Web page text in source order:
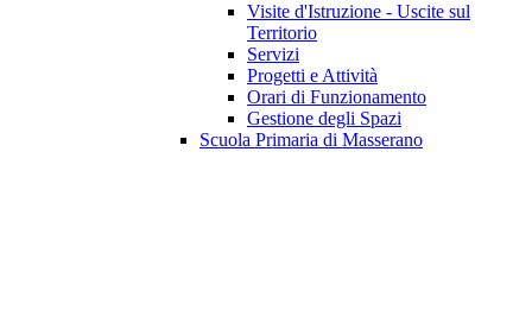
Visite d'Istruzione - Uscite sul
Territorio
Servizi
Progetti e Attività
Orari di Funzionamento
Gestione degli Spazi
Scuola Primaria di Masserano